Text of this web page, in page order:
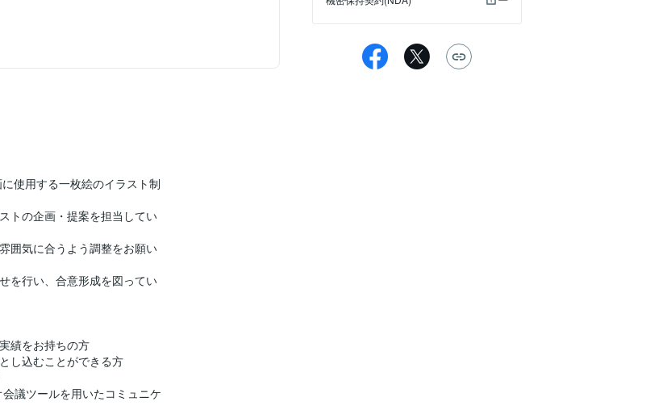
使用する一枚絵のイラスト制
トの企画・提案を担当してい
囲気に合うよう調整をお願い
を行い、合意形成を図ってい
績をお持ちの方
し込むことができる方
議ツールを用いたコミュニケ